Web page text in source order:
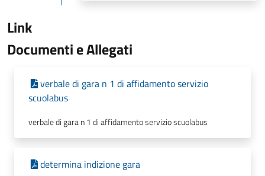
Link
Documenti e Allegati
verbale di gara n 1 di affidamento servizio
scuolabus
verbale di gara n 1 di affidamento servizio scuolabus
determina indizione gara